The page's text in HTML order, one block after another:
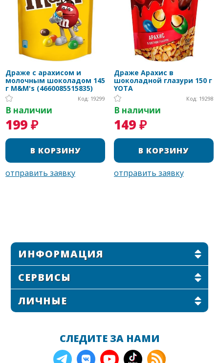
Драже с арахисом и
молочным шоколадом 145
г M&M's (4660085515835)
Код: 19299
В наличии
199 ₽
Драже Арахис в
шоколадной глазури 150 г
YOTA
Код: 19298
В наличии
149 ₽
ИНФОРМАЦИЯ
СЕРВИСЫ
ЛИЧНЫЕ
СЛЕДИТЕ ЗА НАМИ